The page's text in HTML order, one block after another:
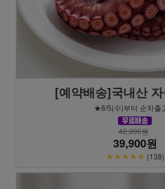
[예약배송]국내산
★8/5(수)부터 순차출
42,900원
39,900원
★★★★★ (138)